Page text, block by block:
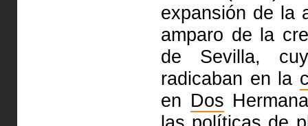
expansión de la
amparo de la
de Sevilla,
radicaban en la
en Dos